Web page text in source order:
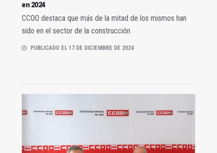
en 2024
CCOO destaca que más de la mitad de los mismos han
sido en el sector de la construcción
PUBLICADO EL 17 DE DICIEMBRE DE 2024